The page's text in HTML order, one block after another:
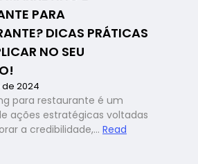
PARA
DICAS PRÁTICAS
NO SEU
2024
para restaurante é um
ações estratégicas voltadas
a credibilidade,… Read